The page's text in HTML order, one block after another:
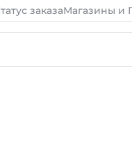
заказаМагазины и